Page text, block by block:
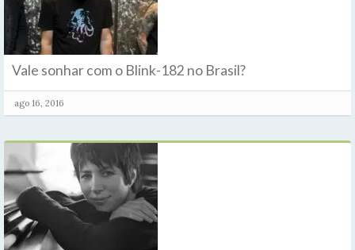
Vale sonhar com o Blink-182 no Brasil?
ago 16, 2016